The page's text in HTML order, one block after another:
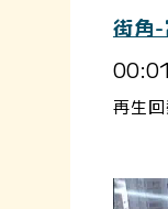
街角
再生